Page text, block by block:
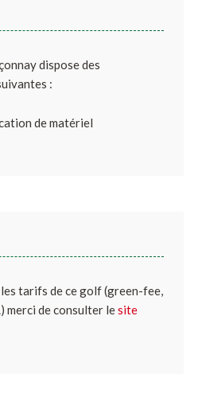
dispose des
:
de matériel
tarifs de ce golf (green-fee,
merci de consulter lesite